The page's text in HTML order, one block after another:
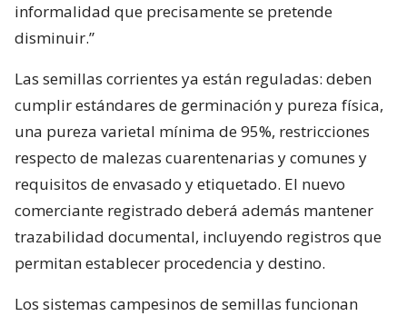
informalidad que precisamente se pretende
disminuir.”
Las semillas corrientes ya están reguladas: deben
cumplir estándares de germinación y pureza física,
una pureza varietal mínima de 95%, restricciones
respecto de malezas cuarentenarias y comunes y
requisitos de envasado y etiquetado. El nuevo
comerciante registrado deberá además mantener
trazabilidad documental, incluyendo registros que
permitan establecer procedencia y destino.
Los sistemas campesinos de semillas funcionan